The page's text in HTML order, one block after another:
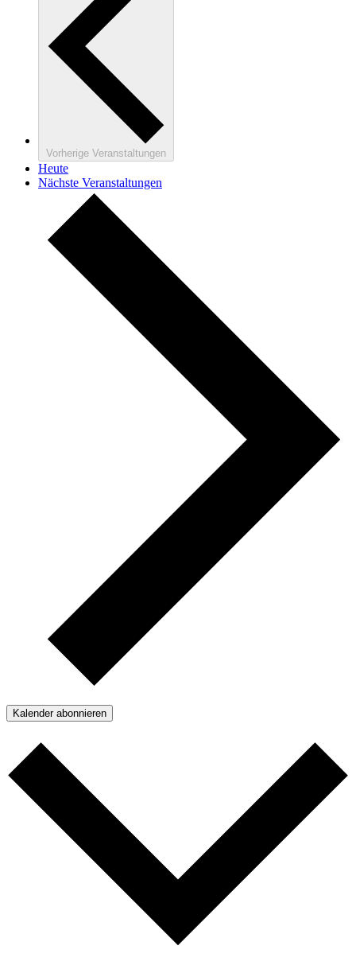
Vorherige Veranstaltungen
Heute
Nächste Veranstaltungen
Kalender abonnieren